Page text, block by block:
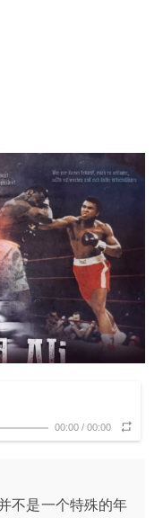
00:00 / 00:00
不是一个特殊的年